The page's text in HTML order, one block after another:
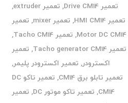
تعمیر Drive CM14
, تعمیر extruder
,
تعمیر HMI CM14
, تعمیر mixer , تعمیر
Motor DC CM14
, تعمیر Tacho CM14
,
تعمیر Tacho generator CM14
, تعمیر
اکسترودر, تعمیر اکسترودر پلیمر,
تعمیر تابلو برق CM14
,
تعمیر تاکو DC
CM14
, تعمیر تاکو موتور DC , تعمیر